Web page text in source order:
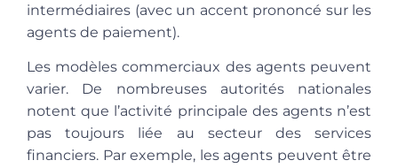
intermédiaires (avec un accent prononcé sur les
agents de paiement).
Les modèles commerciaux des agents peuvent
varier. De nombreuses autorités nationales
notent que l’activité principale des agents n’est
pas toujours liée au secteur des services
financiers. Par exemple, les agents peuvent être